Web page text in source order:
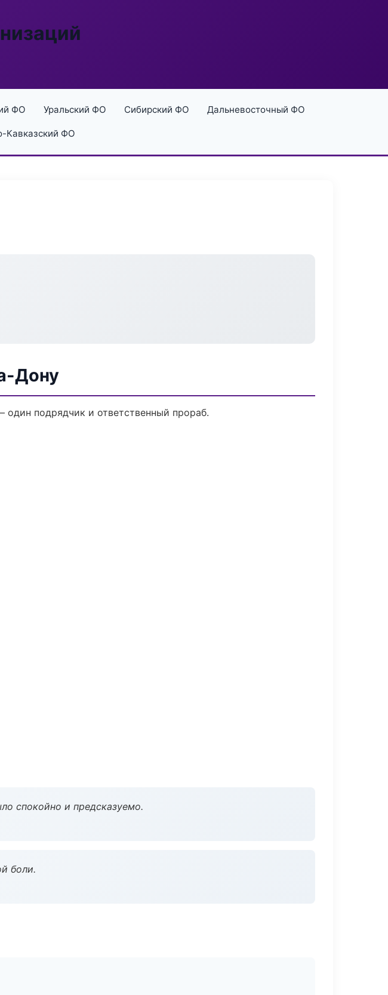
ФО Уральский ФО Сибирский ФО Дальневосточный ФО
Кавказский ФО
Дону
подрядчик и ответственный прораб.
спокойно и предсказуемо.
боли.